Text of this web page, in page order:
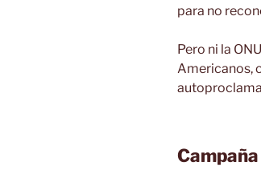
para no
Pero ni la
Americanos,